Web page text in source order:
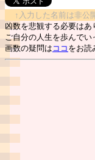
↑入力した名前は非公
凶数を悲観する必要は
ご自分の人生を歩んでい
画数の疑問は ココ をお読